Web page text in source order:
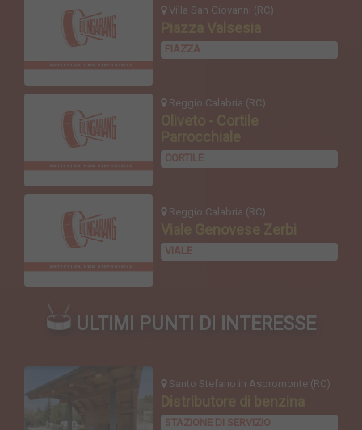
Villa San Giovanni (RC)
PIAZZA
Reggio Calabria (RC)
Oliveto - Cortile
Parrocchiale
CORTILE
Reggio Calabria (RC)
Viale Genovese Zerbi
VIALE
ULTIMI PUNTI DI INTERESSE
Santo Stefano in Aspromonte (RC)
Distributore di benzina
STAZIONE DI SERVIZIO